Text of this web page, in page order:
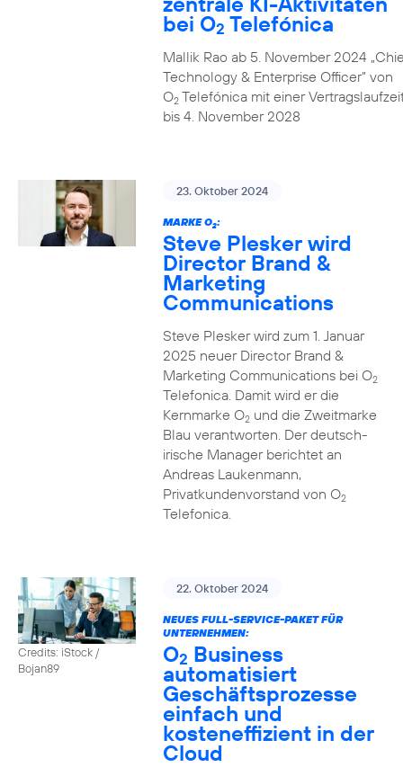
bei O2 Telefónica
Mallik Rao ab 5. November 2024
Technology & Enterprise Officer” von
O2Telefónica mit einer
bis 4. November 2028
23. Oktober 2024
MARKE O2:
Steve Plesker wird
Director Brand &
Marketing
Communications
Steve Plesker wird zum 1. Januar
2025 neuer Director Brand &
Marketing Communications bei O2
Telefonica. Damit wird er die
Kernmarke O2und die Zweitmarke
Blau verantworten. Der deutsch-
irische Manager berichtet an
Andreas Laukenmann,
Privatkundenvorstand von O2
Telefonica.
Credits: iStock /
Bojan89
22. Oktober 2024
NEUES FULL-SERVICE-PAKET FÜR
UNTERNEHMEN:
O2 Business
automatisiert
Geschäftsprozesse
einfach und
kosteneffizient in der
Cloud